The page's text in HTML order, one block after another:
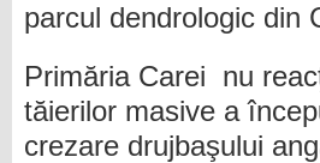
parcul dendrologic
Primăria Carei nu
tăierilor masive a
crezare drujbaşului